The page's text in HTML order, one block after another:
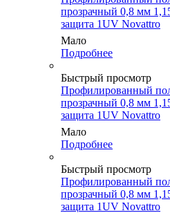
прозрачный 0,8 мм
защита 1UV Novattro
Мало
Подробнее
Быстрый просмотр
Профилированный
прозрачный 0,8 мм
защита 1UV Novattro
Мало
Подробнее
Быстрый просмотр
Профилированный
прозрачный 0,8 мм
защита 1UV Novattro